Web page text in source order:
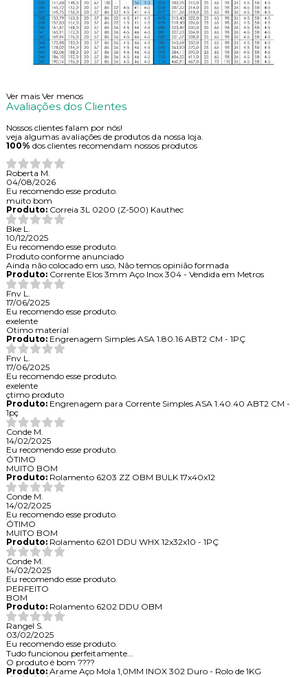
Ver mais Ver menos
Avaliações dos Clientes
Nossos clientes falam por nós!
veja algumas avaliações de produtos da nossa loja.
100% dos clientes recomendam nossos produtos
Roberta M.
04/08/2026
Eu recomendo esse produto.
muito bom
Produto:Correia 3L 0200 (Z-500) Kauthec
Bke L.
10/12/2025
Eu recomendo esse produto.
Produto conforme anunciado
Ainda não colocado em uso, Não temos opinião formada
Produto:Corrente Elos 3mm Aço Inox 304 - Vendida em Metros
Fnv L.
17/06/2025
Eu recomendo esse produto.
exelente
Otimo material
Produto:Engrenagem Simples ASA 1.80.16 ABT2 CM - 1PÇ
Fnv L.
17/06/2025
Eu recomendo esse produto.
exelente
çtimo produto
Produto:Engrenagem para Corrente Simples ASA 1.40.40 ABT2 CM -
1pç
Conde M.
14/02/2025
Eu recomendo esse produto.
ÓTIMO
MUITO BOM
Produto:Rolamento 6203 ZZ OBM BULK 17x40x12
Conde M.
14/02/2025
Eu recomendo esse produto.
ÓTIMO
MUITO BOM
Produto:Rolamento 6201 DDU WHX 12x32x10 - 1PÇ
Conde M.
14/02/2025
Eu recomendo esse produto.
PERFEITO
BOM
Produto:Rolamento 6202 DDU OBM
Rangel S.
03/02/2025
Eu recomendo esse produto.
Tudo funcionou perfeitamente...
O produto é bom ????
Produto:Arame Aço Mola 1,0MM INOX 302 Duro - Rolo de 1KG